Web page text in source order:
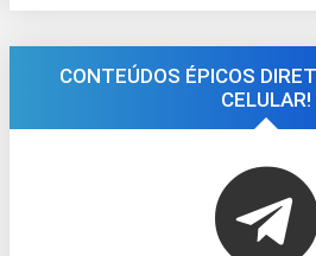
CONTEÚDOS ÉPICOS
CELULAR!